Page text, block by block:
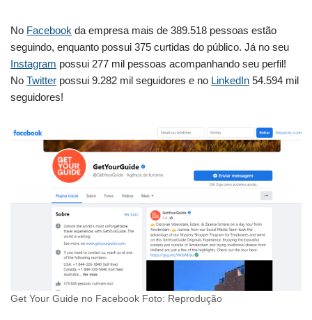
No Facebook da empresa mais de 389.518 pessoas estão
seguindo, enquanto possui 375 curtidas do público. Já no seu
Instagram possui 277 mil pessoas acompanhando seu perfil!
No Twitter possui 9.282 mil seguidores e no LinkedIn 54.594 mil
seguidores!
Get Your Guide no Facebook Foto: Reprodução